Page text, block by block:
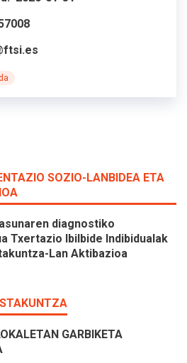
SOZIO-LANBIDEA ETA
diagnostiko
Txertazio Ibilbide Indibidualak
Lan Aktibazioa
GARBIKETA